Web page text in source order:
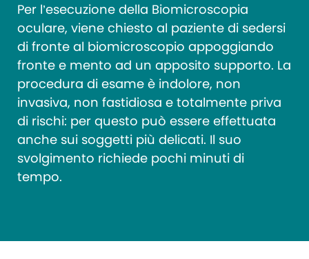
Per l’esecuzione della Biomicroscopia
oculare, viene chiesto al paziente di sedersi
di fronte al biomicroscopio appoggiando
fronte e mento ad un apposito supporto. La
procedura di esame è indolore, non
invasiva, non fastidiosa e totalmente priva
di rischi: per questo può essere effettuata
anche sui soggetti più delicati. Il suo
svolgimento richiede pochi minuti di
tempo.